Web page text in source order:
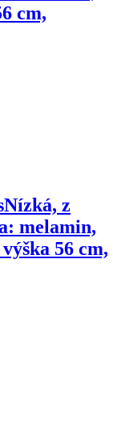
cm,
Nízká, z
melamin,
56 cm,